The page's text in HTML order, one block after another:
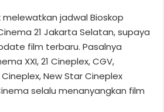
jadwal Bioskop
21 Jakarta Selatan, supaya
film terbaru. Pasalnya
XXI, 21 Cineplex, CGV,
New Star Cineplex
selalu menanyangkan film